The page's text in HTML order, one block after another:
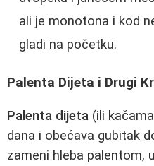
ali je monotona i kod
gladi na početku.
Palenta Dijeta i Drugi
Palenta dijeta (ili
dana i obećava gubitak
zameni hleba palentom,